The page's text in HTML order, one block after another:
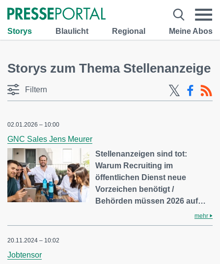
Storys Blaulicht Regional Meine Abos
Storys zum Thema Stellenanzeige
Filtern
02.01.2026 – 10:00
GNC Sales Jens Meurer
Stellenanzeigen sind tot:
Warum Recruiting im
öffentlichen Dienst neue
Vorzeichen benötigt /
Behörden müssen 2026 auf…
mehr
20.11.2024 – 10:02
Jobtensor